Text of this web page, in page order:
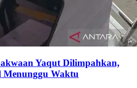
Yaqut Dilimpahkan,
Menunggu Waktu